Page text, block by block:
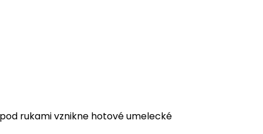
rukami vznikne hotové umelecké